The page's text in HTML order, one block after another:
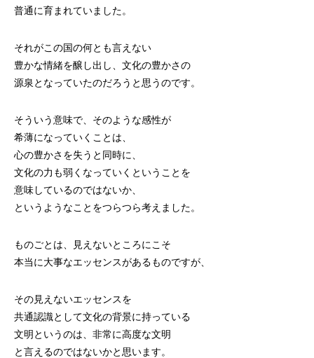
普通に育まれていました。
それがこの国の何とも言えない
豊かな情緒を醸し出し、文化の豊かさの
源泉となっていたのだろうと思うのです。
そういう意味で、そのような感性が
希薄になっていくことは、
心の豊かさを失うと同時に、
文化の力も弱くなっていくということを
意味しているのではないか、
というようなことをつらつら考えました。
ものごとは、見えないところにこそ
本当に大事なエッセンスがあるものですが、
その見えないエッセンスを
共通認識として文化の背景に持っている
文明というのは、非常に高度な文明
と言えるのではないかと思います。